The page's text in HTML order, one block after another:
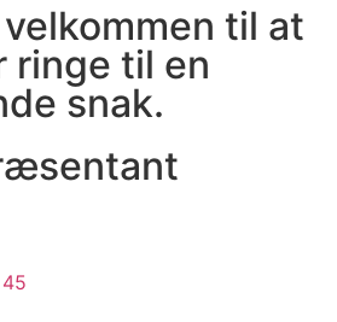
til at
ringe til en
snak.